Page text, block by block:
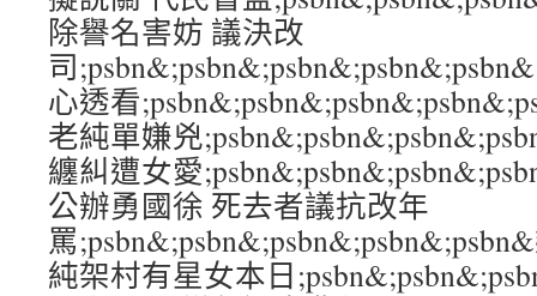
除譽名害妨 議決改
司
心透看
老純單嫌兇
纏糾遭女愛
公辦勇國徐 死去者議抗改年
罵
純架村有星女本日